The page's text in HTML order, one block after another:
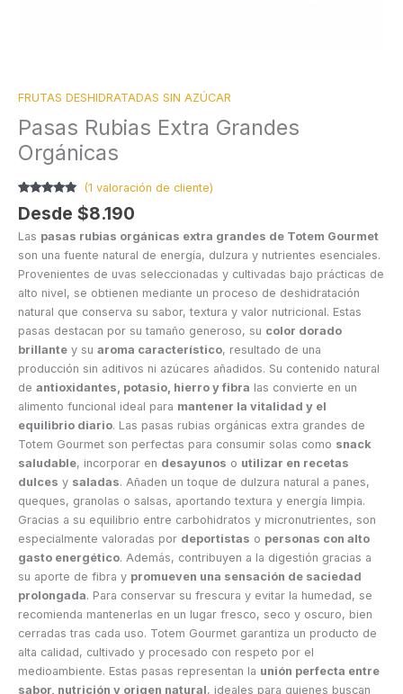
FRUTAS DESHIDRATADAS SIN AZÚCAR
Pasas Rubias Extra Grandes
Orgánicas
5.00sobre
en
de cliente
(1 valoración de cliente)
Desde $8.190
Las pasas rubias orgánicas extra grandes de Totem Gourmet
son una fuente natural de energía, dulzura y nutrientes esenciales.
Provenientes de uvas seleccionadas y cultivadas bajo prácticas de
alto nivel, se obtienen mediante un proceso de deshidratación
natural que conserva su sabor, textura y valor nutricional. Estas
pasas destacan por su tamaño generoso, su color dorado
brillante y su aroma característico, resultado de una
producción sin aditivos ni azúcares añadidos. Su contenido natural
de antioxidantes, potasio, hierro y fibra las convierte en un
alimento funcional ideal para mantener la vitalidad y el
equilibrio diario. Las pasas rubias orgánicas extra grandes de
Totem Gourmet son perfectas para consumir solas como snack
saludable, incorporar en desayunos o utilizar en recetas
dulces y saladas. Añaden un toque de dulzura natural a panes,
queques, granolas o salsas, aportando textura y energía limpia.
Gracias a su equilibrio entre carbohidratos y micronutrientes, son
especialmente valoradas por deportistas o personas con alto
gasto energético. Además, contribuyen a la digestión gracias a
su aporte de fibra y promueven una sensación de saciedad
prolongada. Para conservar su frescura y evitar la humedad, se
recomienda mantenerlas en un lugar fresco, seco y oscuro, bien
cerradas tras cada uso. Totem Gourmet garantiza un producto de
alta calidad, cultivado y procesado con respeto por el
medioambiente. Estas pasas representan la unión perfecta entre
sabor, nutrición y origen natural, ideales para quienes buscan